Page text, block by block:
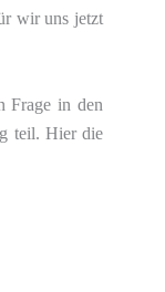
wir uns jetzt
Frage in den
teil. Hier die